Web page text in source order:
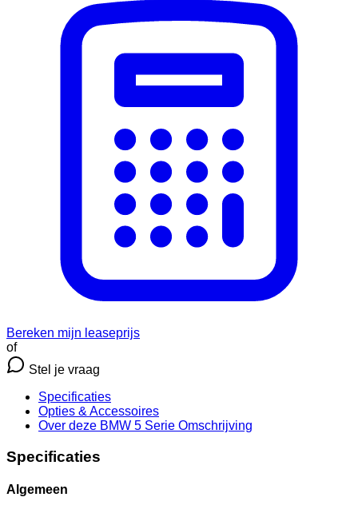
Bereken mijn leaseprijs
of
Stel je vraag
Specificaties
Opties & Accessoires
Over deze BMW 5 Serie Omschrijving
Specificaties
Algemeen